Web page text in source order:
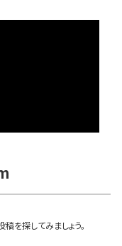
を探してみましょう。